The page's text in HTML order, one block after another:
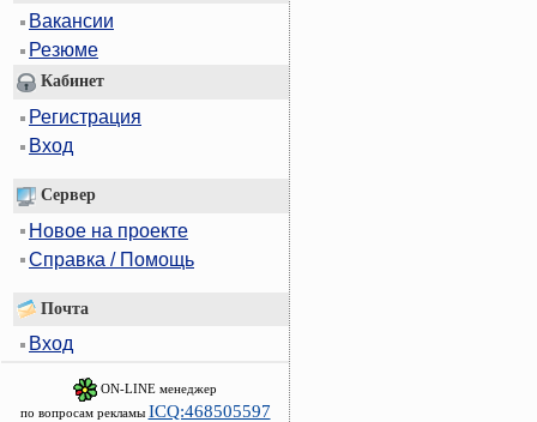
Вакансии
Резюме
Кабинет
Регистрация
Вход
Сервер
Новое на проекте
Справка / Помощь
Почта
Вход
ON-LINE менеджер
по вопросам рекламы ICQ:468505597